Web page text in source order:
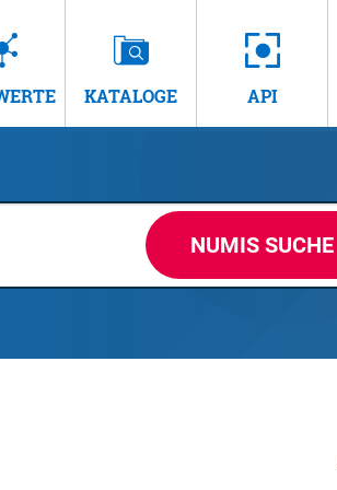
KATALOGE API
NUMIS SUCHE